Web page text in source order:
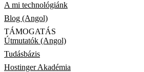
A mi technológiánk
Blog (Angol)
TÁMOGATÁS
Útmutatók (Angol)
Tudásbázis
Hostinger Akadémia